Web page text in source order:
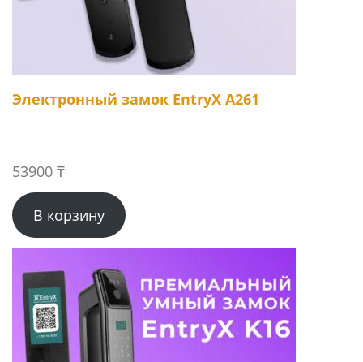
Электронный замок EntryX A261
53900 ₸
В корзину